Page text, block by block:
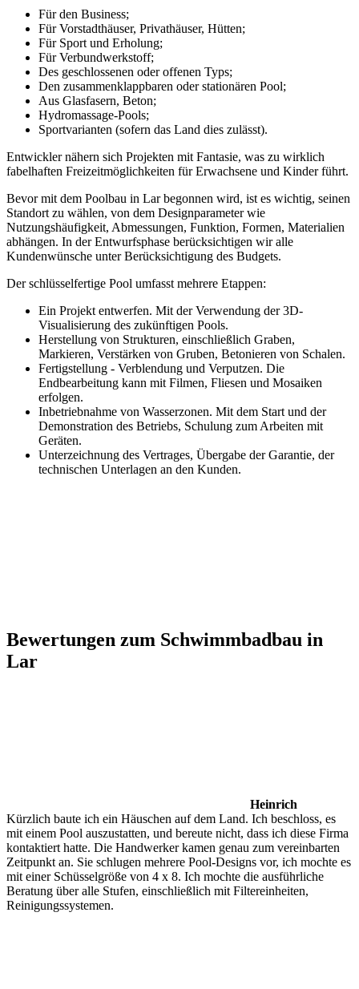
Für den Business;
Für Vorstadthäuser, Privathäuser, Hütten;
Für Sport und Erholung;
Für Verbundwerkstoff;
Des geschlossenen oder offenen Typs;
Den zusammenklappbaren oder stationären Pool;
Aus Glasfasern, Beton;
Hydromassage-Pools;
Sportvarianten (sofern das Land dies zulässt).
Entwickler nähern sich Projekten mit Fantasie, was zu wirklich
fabelhaften Freizeitmöglichkeiten für Erwachsene und Kinder führt.
Bevor mit dem Poolbau in Lar begonnen wird, ist es wichtig, seinen
Standort zu wählen, von dem Designparameter wie
Nutzungshäufigkeit, Abmessungen, Funktion, Formen, Materialien
abhängen. In der Entwurfsphase berücksichtigen wir alle
Kundenwünsche unter Berücksichtigung des Budgets.
Der schlüsselfertige Pool umfasst mehrere Etappen:
Ein Projekt entwerfen. Mit der Verwendung der 3D-
Visualisierung des zukünftigen Pools.
Herstellung von Strukturen, einschließlich Graben,
Markieren, Verstärken von Gruben, Betonieren von Schalen.
Fertigstellung - Verblendung und Verputzen. Die
Endbearbeitung kann mit Filmen, Fliesen und Mosaiken
erfolgen.
Inbetriebnahme von Wasserzonen. Mit dem Start und der
Demonstration des Betriebs, Schulung zum Arbeiten mit
Geräten.
Unterzeichnung des Vertrages, Übergabe der Garantie, der
technischen Unterlagen an den Kunden.
Bewertungen zum Schwimmbadbau in
Lar
Heinrich
Kürzlich baute ich ein Häuschen auf dem Land. Ich beschloss, es
mit einem Pool auszustatten, und bereute nicht, dass ich diese Firma
kontaktiert hatte. Die Handwerker kamen genau zum vereinbarten
Zeitpunkt an. Sie schlugen mehrere Pool-Designs vor, ich mochte es
mit einer Schüsselgröße von 4 x 8. Ich mochte die ausführliche
Beratung über alle Stufen, einschließlich mit Filtereinheiten,
Reinigungssystemen.